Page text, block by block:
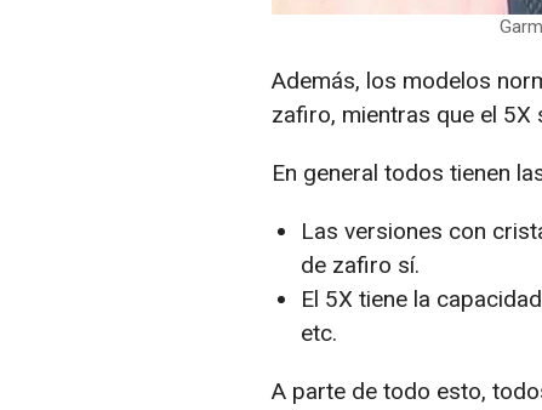
Además, los modelos
zafiro, mientras que el
En general todos tienen
Las versiones con
de zafiro sí.
El 5X tiene la
etc.
A parte de todo esto,